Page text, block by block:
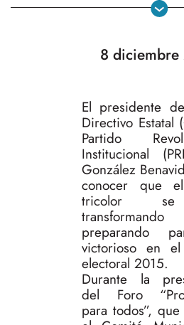
8
El presidente
Directivo Estatal
Partido
Institucional
González
conocer que
tricolor
preparando
victorioso en
electoral 2015.
Durante la
del Foro
para todos”,